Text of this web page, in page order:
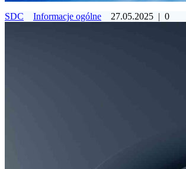
SDC Informacje ogólne 27.05.2025 | 0